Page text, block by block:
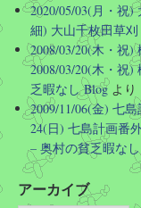
2020/05/03(月・祝
細) 大山千枚田草
2008/03/20(木・祝
2008/03/20(木・祝
乏暇なし Blogより
2009/11/06(金) 七
24(日) 七島計画番
– 奥村の貧乏暇な
アーカイブ